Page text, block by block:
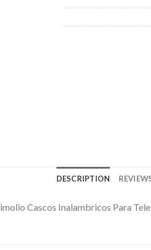
DESCRIPTION
Cascos Inalambricos Para